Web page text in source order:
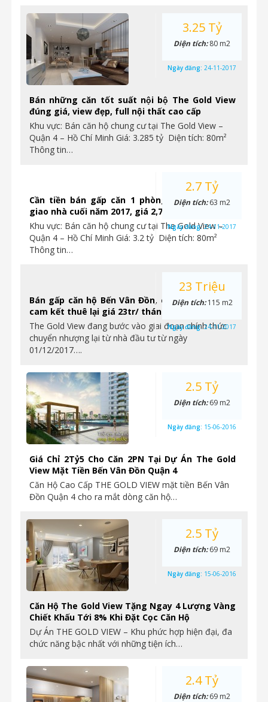
Bán những căn tốt suất nội bộ The Gold View
đúng giá, view đẹp, full nội thất cao cấp
Khu vực: Bán căn hộ chung cư tại The Gold View –
Quận 4 – Hồ Chí Minh Giá: 3.285 tỷ Diện tích: 80m²
Thông tin…
3.25 Tỷ
Diện tích:80 m2
Ngày đăng: 24-11-2017
Cần tiền bán gấp căn 1 phòng ngủ Gold View
giao nhà cuối năm 2017, giá 2,7 tỷ. Ngay Quận 4
Khu vực: Bán căn hộ chung cư tại The Gold View –
Quận 4 – Hồ Chí Minh Giá: 3.2 tỷ Diện tích: 80m²
Thông tin…
2.7 Tỷ
Diện tích:63 m2
Ngày đăng:24-11-2017
Bán gấp căn hộ Bến Vân Đồn, chỉ từ 2.4tỷ/ căn,
cam kết thuê lại giá 23tr/ tháng.
The Gold View đang bước vào giai đoạn chính thức
chuyển nhượng lại từ nhà đầu tư từ ngày
01/12/2017….
23 Triệu
Diện tích:115 m2
Ngày đăng:24-11-2017
Giá Chỉ 2Tỷ5 Cho Căn 2PN Tại Dự Án The Gold
View Mặt Tiền Bến Vân Đồn Quận 4
Căn Hộ Cao Cấp THE GOLD VIEW mặt tiền Bến Vân
Đồn Quận 4 cho ra mắt dòng căn hộ…
2.5 Tỷ
Diện tích:69 m2
Ngày đăng: 15-06-2016
Căn Hộ The Gold View Tặng Ngay 4 Lượng Vàng
Chiết Khấu Tới 8% Khi Đặt Cọc Căn Hộ
Dự Án THE GOLD VIEW – Khu phức hợp hiện đại, đa
chức năng bậc nhất với những tiện ích…
2.5 Tỷ
Diện tích:69 m2
Ngày đăng: 15-06-2016
2.4 Tỷ
Diện tích:69 m2